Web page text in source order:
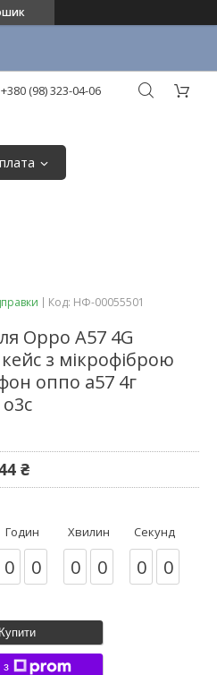
+380 (98) 323-04-06
Код: НФ-00055501
Oppo A57 4G
кейс з мікрофіброю
оппо а57 4г
₴
Годин
0 0
Хвилин
0 0
Секунд
0 0
Купити
з